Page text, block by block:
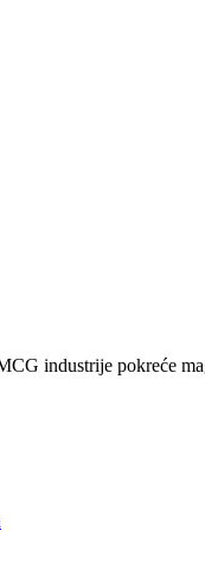
industrije pokreće